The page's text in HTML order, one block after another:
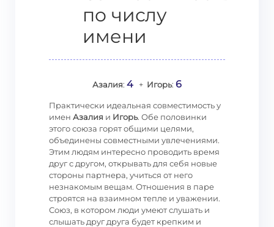
по числу
имени
Азалия: 4 + Игорь: 6
Практически идеальная совместимость у
имен Азалия и Игорь. Обе половинки
этого союза горят общими целями,
объединены совместными увлечениями.
Этим людям интересно проводить время
друг с другом, открывать для себя новые
стороны партнера, учиться от него
незнакомым вещам. Отношения в паре
строятся на взаимном тепле и уважении.
Союз, в котором люди умеют слушать и
слышать друг друга будет крепким и